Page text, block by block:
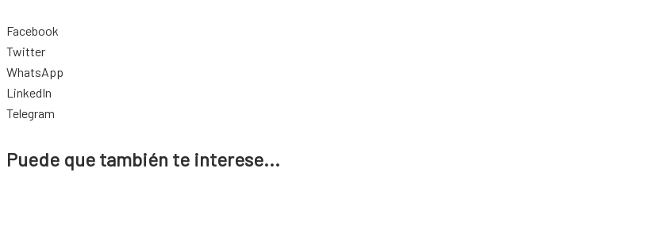
Facebook
Twitter
WhatsApp
LinkedIn
Telegram
Puede que también te interese...